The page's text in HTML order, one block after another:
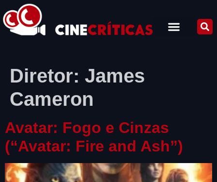
Diretor: James
Cameron
Avatar: Fogo e Cinzas
(“Avatar: Fire and Ash”)